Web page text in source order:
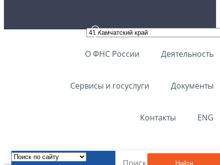
О ФНС России Деятельность
Сервисы и госуслуги Документы
Контакты ENG
Найти